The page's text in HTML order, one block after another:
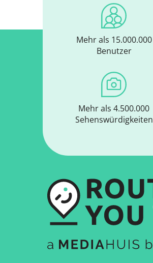
Mehr als 15.000.000
Benutzer
Mehr als 4.500.000
Sehenswürdigkeiten